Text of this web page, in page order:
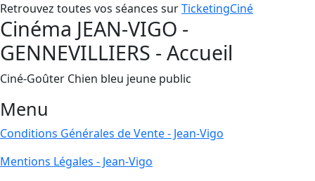
Retrouvez toutes vos séances surTicketingCiné
Cinéma JEAN-VIGO -
GENNEVILLIERS - Accueil
Ciné-Goûter Chien bleu jeune public
Menu
Conditions Générales de Vente - Jean-Vigo
Mentions Légales - Jean-Vigo